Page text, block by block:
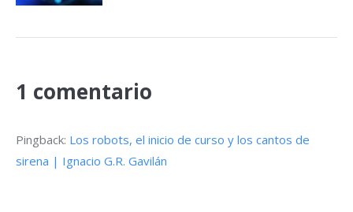
1 comentario
Pingback: Los robots, el inicio de curso y los cantos de
sirena | Ignacio G.R. Gavilán